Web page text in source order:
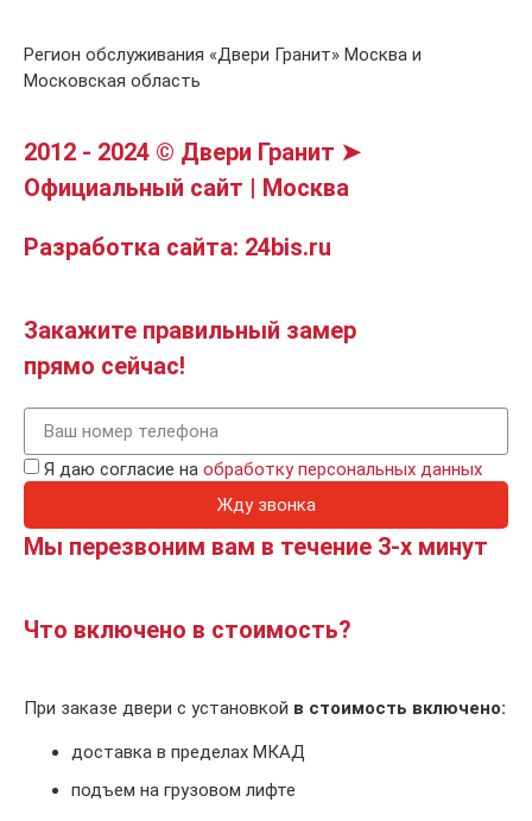
Регион обслуживания «Двери Гранит» Москва и
Московская область
2012 - 2024 © Двери Гранит ➤
Официальный сайт | Москва
Разработка сайта: 24bis.ru
Закажите правильный замер
прямо сейчас!
Я даю согласие на обработку персональных данных
Жду звонка
Мы перезвоним вам в течение 3-х минут
Что включено в стоимость?
При заказе двери с установкой в стоимость включено:
доставка в пределах МКАД
подъем на грузовом лифте